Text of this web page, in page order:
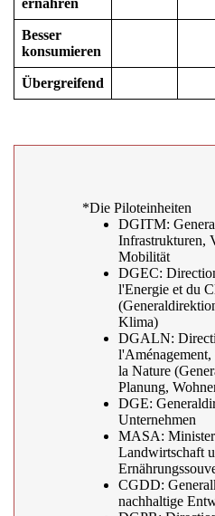
ernähren
Besser
konsumieren
Übergreifend
*Die Piloteinheiten
DGITM:
Infrastrukturen,
Mobilität
DGEC:
l'Energie et du
Klima)
DGALN:
la Nature
Planung,
DGE:
Unternehmen
MASA:
Landwirtschaft
CGDD:
nachhaltige